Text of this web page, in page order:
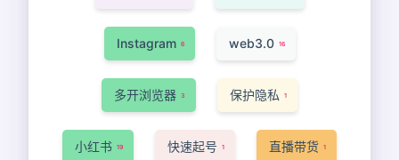
Instagram 6 web3.0 16
多开浏览器 3 保护隐私 1
小红书 19 快速起号 1 直播带货 1